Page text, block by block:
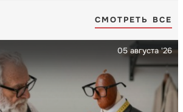
СМОТРЕТЬ ВСЕ
05 августа '26